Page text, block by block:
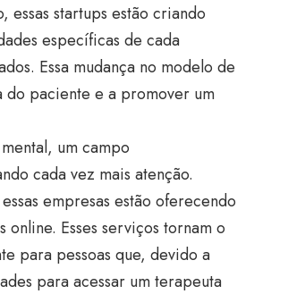
startups estão criando
específicas de cada
Essa mudança no modelo de
do paciente e a promover um
um campo
cada vez mais atenção.
empresas estão oferecendo
Esses serviços tornam o
para pessoas que, devido a
para acessar um terapeuta